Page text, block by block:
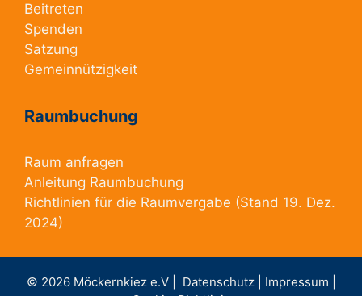
Beitreten
Spenden
Satzung
Gemeinnützigkeit
Raumbuchung
Raum anfragen
Anleitung Raumbuchung
Richtlinien für die Raumvergabe (Stand 19. Dez.
2024)
© 2026 Möckernkiez e.V | Datenschutz | Impressum |